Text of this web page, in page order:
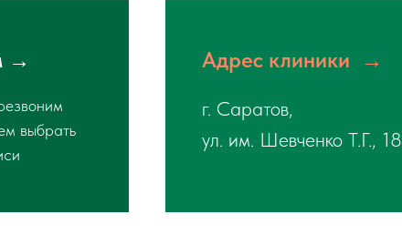
→
выбрать
Адрес клиники →
г. Саратов,
ул. им. Шевченко Т.Г., 18